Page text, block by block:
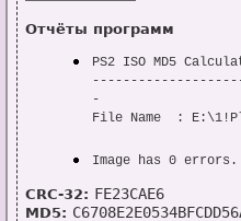
Отчёты программ
PS2 ISO MD5
-
File Name  :
File Size  : 270 392
Image Mode : CD
Image has 0 errors.
CRC-32: FE23CAE6
MD5: